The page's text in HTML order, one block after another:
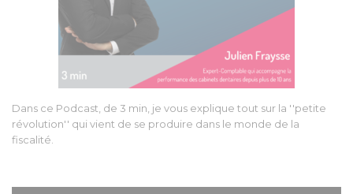
Dans ce Podcast, de 3 min, je vous explique tout sur la ''petite
révolution'' qui vient de se produire dans le monde de la
fiscalité.